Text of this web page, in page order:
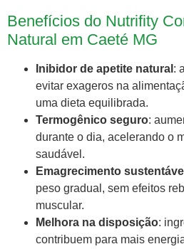
Benefícios do Nutrifity
Natural em Caeté MG
Inibidor de apetite natural :
evitar exageros na
uma dieta equilibrada.
Termogênico seguro:
durante o dia, acelerando o
saudável.
Emagrecimento sustentável
peso gradual, sem efeitos
muscular.
Melhora na disposição:
contribuem para mais